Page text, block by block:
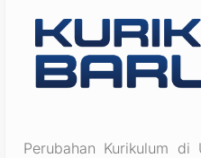
Perubahan Kurikulum di